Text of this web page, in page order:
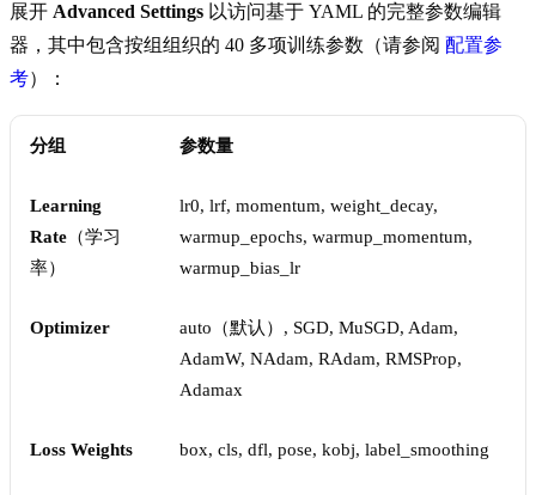
展开 Advanced Settings 以访问基于 YAML 的完整参数编辑
器，其中包含按组组织的 40 多项训练参数（请参阅 配置参
考）：
分组 参数量
Learning
Rate （学习
率）
lr0, lrf, momentum, weight_decay,
warmup_epochs, warmup_momentum,
warmup_bias_lr
Optimizer
auto（默认）, SGD, MuSGD, Adam,
AdamW, NAdam, RAdam, RMSProp,
Adamax
Loss Weights box, cls, dfl, pose, kobj, label_smoothing